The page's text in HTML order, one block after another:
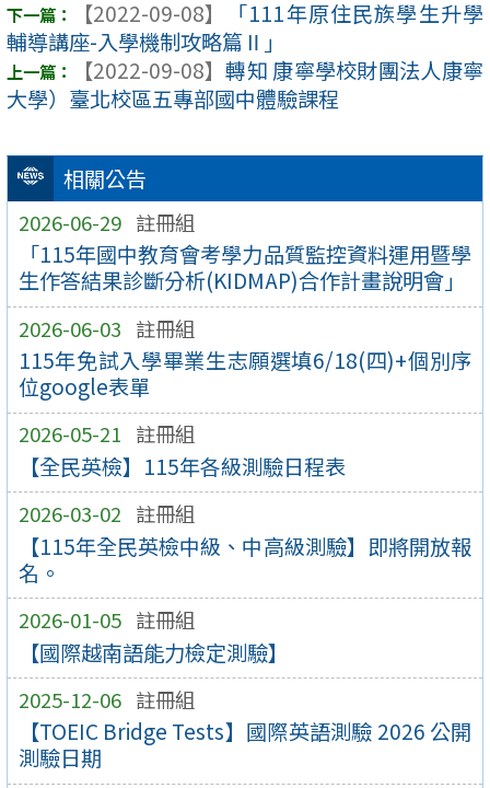
相關公告
2026-06-29 註冊組
「115年國中教育會考學力品質監控資料運用暨學
生作答結果診斷分析(KIDMAP)合作計畫說明會」
2026-06-03 註冊組
115年免試入學畢業生志願選填6/18(四)+個別序
位google表單
2026-05-21 註冊組
【全民英檢】115年各級測驗日程表
2026-03-02 註冊組
【115年全民英檢中級、中高級測驗】即將開放報
名。
2026-01-05 註冊組
【國際越南語能力檢定測驗】
2025-12-06 註冊組
【TOEIC Bridge Tests】國際英語測驗 2026 公開
測驗日期
【2022-09-08】
「111年原住民族學生升學
輔導講座-入學機制攻略篇Ⅱ」
【2022-09-08】 轉知 康寧學校財團法人康寧
大學）臺北校區五專部國中體驗課程